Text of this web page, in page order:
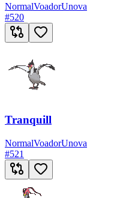
NormalVoadorUnova
#520
Tranquill
NormalVoadorUnova
#521